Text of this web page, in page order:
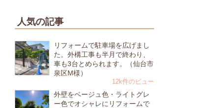
人気の記事
リフォームで駐車場を広げまし
た。外構工事も半月で終わり、
車も3台とめられます。（仙台市
泉区M様）
12k件のビュー
外壁をベージュ色・ライトグレ
ー色でオシャレにリフォームで